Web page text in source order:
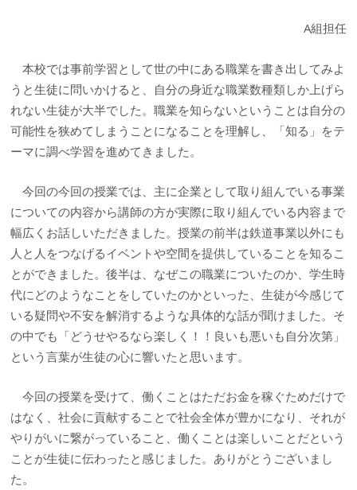
A組担任
本校では事前学習として世の中にある職業を書き出してみよ
うと生徒に問いかけると、自分の身近な職業数種類しか上げら
れない生徒が大半でした。職業を知らないということは自分の
可能性を狭めてしまうことになることを理解し、「知る」をテ
ーマに調べ学習を進めてきました。
今回の今回の授業では、主に企業として取り組んでいる事業
についての内容から講師の方が実際に取り組んでいる内容まで
幅広くお話しいただきました。授業の前半は鉄道事業以外にも
人と人をつなげるイベントや空間を提供していることを知るこ
とができました。後半は、なぜこの職業についたのか、学生時
代にどのようなことをしていたのかといった、生徒が今感じて
いる疑問や不安を解消するような具体的な話が聞けました。そ
の中でも「どうせやるなら楽しく！！良いも悪いも自分次第」
という言葉が生徒の心に響いたと思います。
今回の授業を受けて、働くことはただお金を稼ぐためだけで
はなく、社会に貢献することで社会全体が豊かになり、それが
やりがいに繋がっていること、働くことは楽しいことだという
ことが生徒に伝わったと感じました。ありがとうございまし
た。